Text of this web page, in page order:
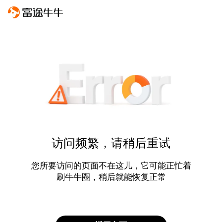
访问频繁，请稍后重试
您所要访问的页面不在这儿，它可能正忙着
刷牛牛圈，稍后就能恢复正常